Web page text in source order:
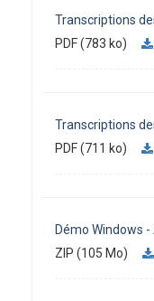
Transcriptions
PDF (783 ko)
Transcriptions
PDF (711 ko)
Démo Windows
ZIP (105 Mo)